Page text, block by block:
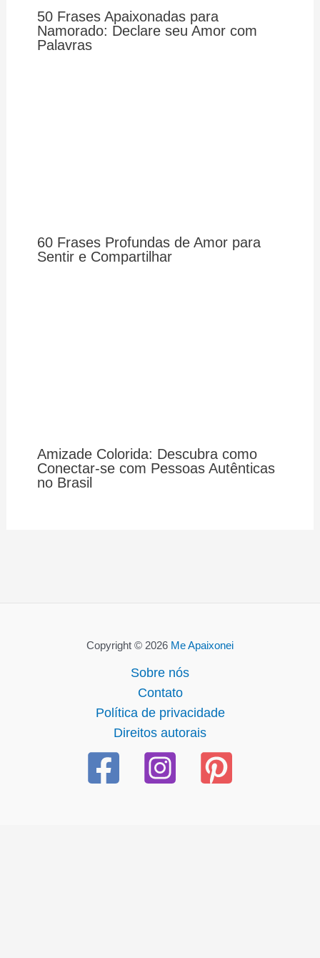
50 Frases Apaixonadas para
Namorado: Declare seu Amor com
Palavras
60 Frases Profundas de Amor para
Sentir e Compartilhar
Amizade Colorida: Descubra como
Conectar-se com Pessoas Autênticas
no Brasil
Copyright © 2026 Me Apaixonei
Sobre nós
Contato
Política de privacidade
Direitos autorais